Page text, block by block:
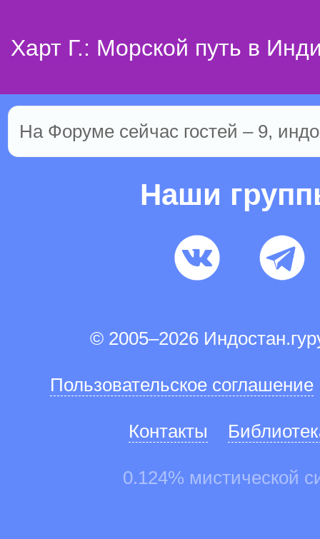
Харт Г.: Морской путь в
На Форуме сейчас гостей – 9,
Наши
© 2005–2026
Пользовательское соглашение
Контакты
0.124% мистической